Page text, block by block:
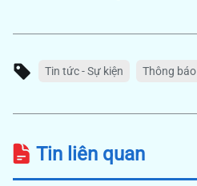
Tin tức - Sự kiện Thông báo
Tin liên quan